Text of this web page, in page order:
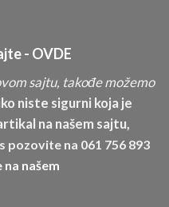
- OVDE
sajtu, takođe možemo
niste sigurni koja je
na našem sajtu,
pozovite na 061 756 893
našem